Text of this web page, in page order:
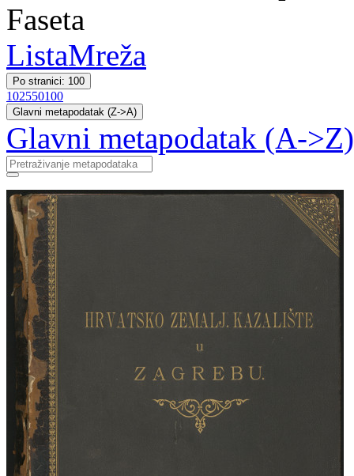
Faseta
ListaMreža
Po stranici: 100
102550100
Glavni metapodatak (Z->A)
Glavni metapodatak (A->Z)